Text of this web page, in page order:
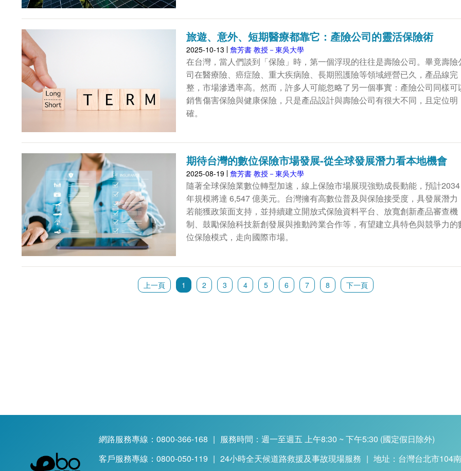
旅遊、意外、短期醫療都靠它：產險公司的靈活保險術
2025-10-13 詹芳書 教授－東吳大學
在台灣，當人們談到「保險」時，第一個浮現的往往是壽險公司。畢竟壽險
司在醫療險、癌症險、重大疾病險、長期照護險等領域經營已久，產品線完
整，市場滲透率高。然而，許多人可能忽略了另一個事實：產險公司同樣可
銷售傷害保險與健康保險，只是產品設計與壽險公司有很大不同，且定位明
確。
期待台灣的數位保險市場發展-從全球發展潛力看本地機會
2025-08-19 詹芳書 教授－東吳大學
隨著全球保險業數位轉型加速，線上保險市場展現強勁成長動能，預計2034
年規模將達 6,547 億美元。台灣擁有高數位普及與保險接受度，具發展潛力
若能獲政策面支持，並持續建立開放式保險資料平台、放寬創新產品審查機
制、鼓勵保險科技新創發展與推動跨業合作等，有望建立具特色與競爭力的
位保險模式，走向國際市場。
上一頁 1 2 3 4 5 6 7 8 下一頁
網路服務專線：0800-366-168 | 服務時間：週一至週五 上午8:30 ~ 下午5:30 (國定假日除外)
客戶服務專線：0800-050-119 | 24小時全天候道路救援及事故現場服務 | 地址：台灣台北市104